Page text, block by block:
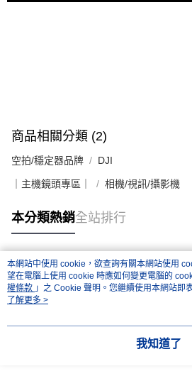
商品相關分類 (2)
空拍/穩定器品牌 DJI
｜主機鏡頭專區｜ 相機/視訊/攝影機
本分類熱銷全站排行
熱門標籤
本網站中使用 cookie，欲查詢有關本網站使用
望在電腦上使用 cookie 時應如何變更電腦的
權條款 」之 Cookie 聲明。您繼續使用本網站即
用條款之 Cookie 聲明使用 cookie。
了解更多 >
我知道了